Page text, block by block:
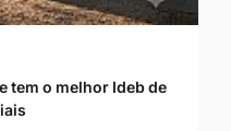
tem o melhor Ideb de